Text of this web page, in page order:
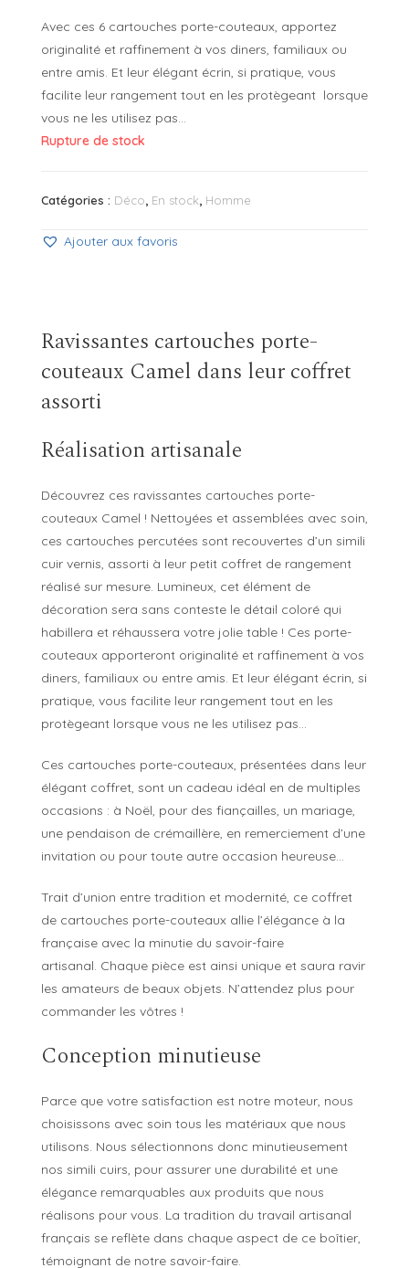
Avec ces 6 cartouches porte-couteaux, apportez
originalité et raffinement à vos diners, familiaux ou
entre amis. Et leur élégant écrin, si pratique, vous
facilite leur rangement tout en les protègeant lorsque
vous ne les utilisez pas…
Rupture de stock
Catégories : Déco En stock Homme
Ajouter aux favoris
Ravissantes cartouches porte-
couteaux Camel dans leur coffret
assorti
Réalisation artisanale
Découvrez ces ravissantes cartouches porte-
couteaux Camel ! Nettoyées et assemblées avec soin,
ces cartouches percutées sont recouvertes d’un simili
cuir vernis, assorti à leur petit coffret de rangement
réalisé sur mesure. Lumineux, cet élément de
décoration sera sans conteste le détail coloré qui
habillera et réhaussera votre jolie table ! Ces porte-
couteaux apporteront originalité et raffinement à vos
diners, familiaux ou entre amis. Et leur élégant écrin, si
pratique, vous facilite leur rangement tout en les
protègeant lorsque vous ne les utilisez pas…
Ces cartouches porte-couteaux, présentées dans leur
élégant coffret, sont un cadeau idéal en de multiples
occasions : à Noël, pour des fiançailles, un mariage,
une pendaison de crémaillère, en remerciement d’une
invitation ou pour toute autre occasion heureuse…
Trait d’union entre tradition et modernité, ce coffret
de cartouches porte-couteaux allie l’élégance à la
française avec la minutie du savoir-faire
artisanal. Chaque pièce est ainsi unique et saura ravir
les amateurs de beaux objets. N’attendez plus pour
commander les vôtres !
Conception minutieuse
Parce que votre satisfaction est notre moteur, nous
choisissons avec soin tous les matériaux que nous
utilisons. Nous sélectionnons donc minutieusement
nos simili cuirs, pour assurer une durabilité et une
élégance remarquables aux produits que nous
réalisons pour vous. La tradition du travail artisanal
français se reflète dans chaque aspect de ce boîtier,
témoignant de notre savoir-faire.